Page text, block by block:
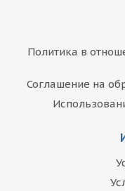
Политика в
Соглашение на